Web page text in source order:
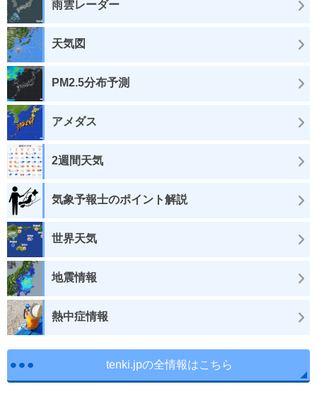
雨雲レーダー
天気図
PM2.5分布予測
アメダス
2週間天気
気象予報士のポイント解説
世界天気
地震情報
熱中症情報
tenki.jpの全情報はこちら